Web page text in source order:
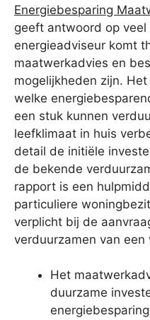
Energiebesparing
geeft antwoord op veel
energieadviseur komt
maatwerkadvies en
mogelijkheden zijn.
welke
een stuk kunnen
leefklimaat in huis
detail de initiële
de bekende
rapport is een
particuliere
verplicht bij de
verduurzamen van een
Het
duurzame